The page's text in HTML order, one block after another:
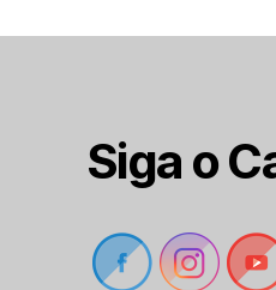
Siga o